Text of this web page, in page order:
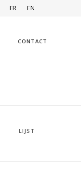
FR EN
CONTACT
LIJST